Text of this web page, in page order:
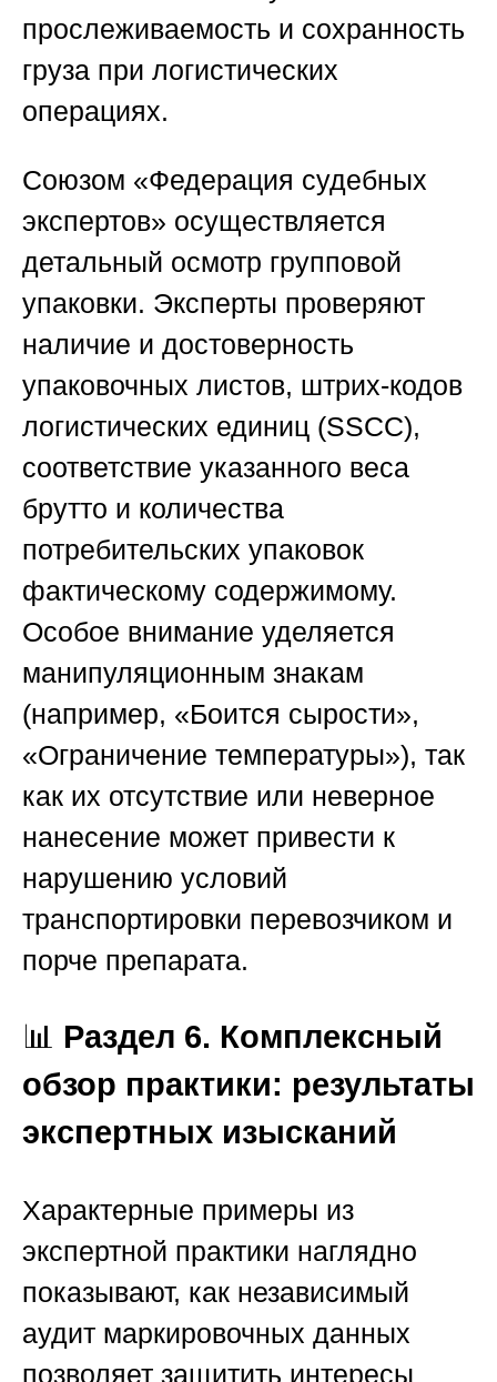
прослеживаемость и сохранность
груза при логистических
операциях.
Союзом «Федерация судебных
экспертов» осуществляется
детальный осмотр групповой
упаковки. Эксперты проверяют
наличие и достоверность
упаковочных листов, штрих-кодов
логистических единиц (SSCC),
соответствие указанного веса
брутто и количества
потребительских упаковок
фактическому содержимому.
Особое внимание уделяется
манипуляционным знакам
(например, «Боится сырости»,
«Ограничение температуры»), так
как их отсутствие или неверное
нанесение может привести к
нарушению условий
транспортировки перевозчиком и
порче препарата.
📊 Раздел 6. Комплексный
обзор практики: результаты
экспертных изысканий
Характерные примеры из
экспертной практики наглядно
показывают, как независимый
аудит маркировочных данных
позволяет защитить интересы